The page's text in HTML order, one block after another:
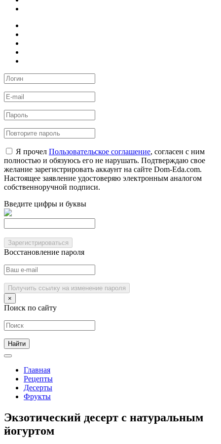
Я прочел Пользовательское соглашение, согласен с ним
полностью и обязуюсь его не нарушать. Подтверждаю свое
желание зарегистрировать аккаунт на сайте Dom-Eda.com.
Настоящее заявление удостоверяю электронным аналогом
собственноручной подписи.
Введите цифры и буквы
Зарегистрироваться
Восстановление пароля
Получить ссылку на изменение пароля
×
Поиск по сайту
Главная
Рецепты
Десерты
Фрукты
Экзотический десерт с натуральным
йогуртом